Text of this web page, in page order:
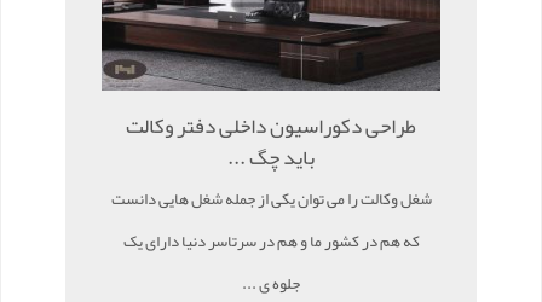
طراحی دکوراسیون داخلی دفتر وکالت
باید چگ ...
شغل وکالت را می توان یکی از جمله شغل هایی دانست
که هم در کشور ما و هم در سرتاسر دنیا دارای یک
جلوه ی ...